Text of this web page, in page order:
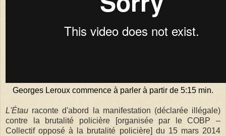
Georges Leroux commence à parler à partir de 5:15 min.
L'Étau raconte d'abord la manifestation (déclarée illégale)
contre la brutalité policière [organisée par le COBP –
Collectif opposé à la brutalité policière] du 15 mars 2014